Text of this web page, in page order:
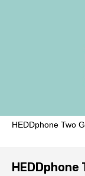
HEDDphone Two
HEDDphone